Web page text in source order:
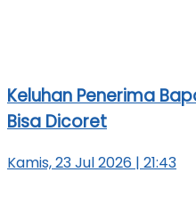
Keluhan Penerima
Bisa Dicoret
Kamis, 23 Jul 2026 | 21:43